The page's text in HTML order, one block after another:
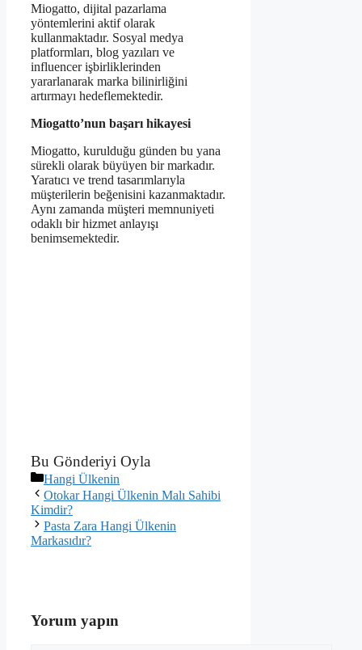
Miogatto, dijital pazarlama
yöntemlerini aktif olarak
kullanmaktadır. Sosyal medya
platformları, blog yazıları ve
influencer işbirliklerinden
yararlanarak marka bilinirliğini
artırmayı hedeflemektedir.
Miogatto’nun başarı hikayesi
Miogatto, kurulduğu günden bu yana
sürekli olarak büyüyen bir markadır.
Yaratıcı ve trend tasarımlarıyla
müşterilerin beğenisini kazanmaktadır.
Aynı zamanda müşteri memnuniyeti
odaklı bir hizmet anlayışı
benimsemektedir.
Bu Gönderiyi Oyla
Kategoriler
Hangi Ülkenin
Otokar Hangi Ülkenin Malı Sahibi
Kimdir?
Pasta Zara Hangi Ülkenin
Markasıdır?
Yorum yapın